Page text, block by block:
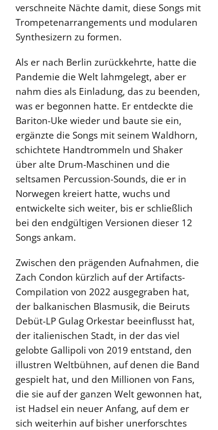
verschneite Nächte damit, diese Songs mit
Trompetenarrangements und modularen
Synthesizern zu formen.
Als er nach Berlin zurückkehrte, hatte die
Pandemie die Welt lahmgelegt, aber er
nahm dies als Einladung, das zu beenden,
was er begonnen hatte. Er entdeckte die
Bariton-Uke wieder und baute sie ein,
ergänzte die Songs mit seinem Waldhorn,
schichtete Handtrommeln und Shaker
über alte Drum-Maschinen und die
seltsamen Percussion-Sounds, die er in
Norwegen kreiert hatte, wuchs und
entwickelte sich weiter, bis er schließlich
bei den endgültigen Versionen dieser 12
Songs ankam.
Zwischen den prägenden Aufnahmen, die
Zach Condon kürzlich auf der Artifacts-
Compilation von 2022 ausgegraben hat,
der balkanischen Blasmusik, die Beiruts
Debüt-LP Gulag Orkestar beeinflusst hat,
der italienischen Stadt, in der das viel
gelobte Gallipoli von 2019 entstand, den
illustren Weltbühnen, auf denen die Band
gespielt hat, und den Millionen von Fans,
die sie auf der ganzen Welt gewonnen hat,
ist Hadsel ein neuer Anfang, auf dem er
sich weiterhin auf bisher unerforschtes